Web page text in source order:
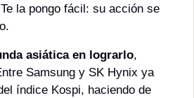
la pongo fácil: su acción se
asiática en lograrlo,
Samsung y SK Hynix ya
índice Kospi, haciendo de